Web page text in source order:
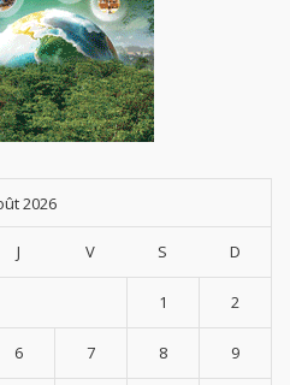
2026
J V S D
1 2
6 7 8 9